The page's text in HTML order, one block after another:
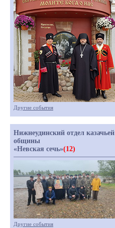
Другие события
Нижнеудинский отдел казачьей
общины
«Невская сечь»(12)
Другие события